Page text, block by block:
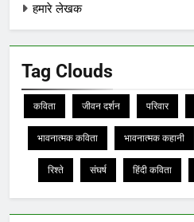
हमारे लेखक
Tag Clouds
कविता जीवन दर्शन परिवार
भावनात्मक कविता भावनात्मक कहानी
रिश्ते संघर्ष हिंदी कविता